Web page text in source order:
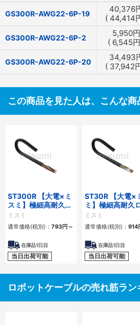
GS300R-AWG22-6P-19 40,376
( 44,414
GS300R-AWG22-6P-2 5,950円
( 6,545円
GS300R-AWG22-6P-20 34,493
( 37,942
この商品を見た人は、こんな
ST300R 【大電×ミ
スミ】極細高耐久ロ
ボットケーブル（シ
ールド無・有）
ミスミ
通常価格(税別)： 793円 ～
在庫品1日目
当日出荷可能
ST30R 【大電×
ミ】極細高耐久
ットケーブル（シ
ルド無・有）
ミスミ
通常価格(税別)： 914
在庫品1日目
当日出荷可能
ロボットケーブルの売れ筋ラン